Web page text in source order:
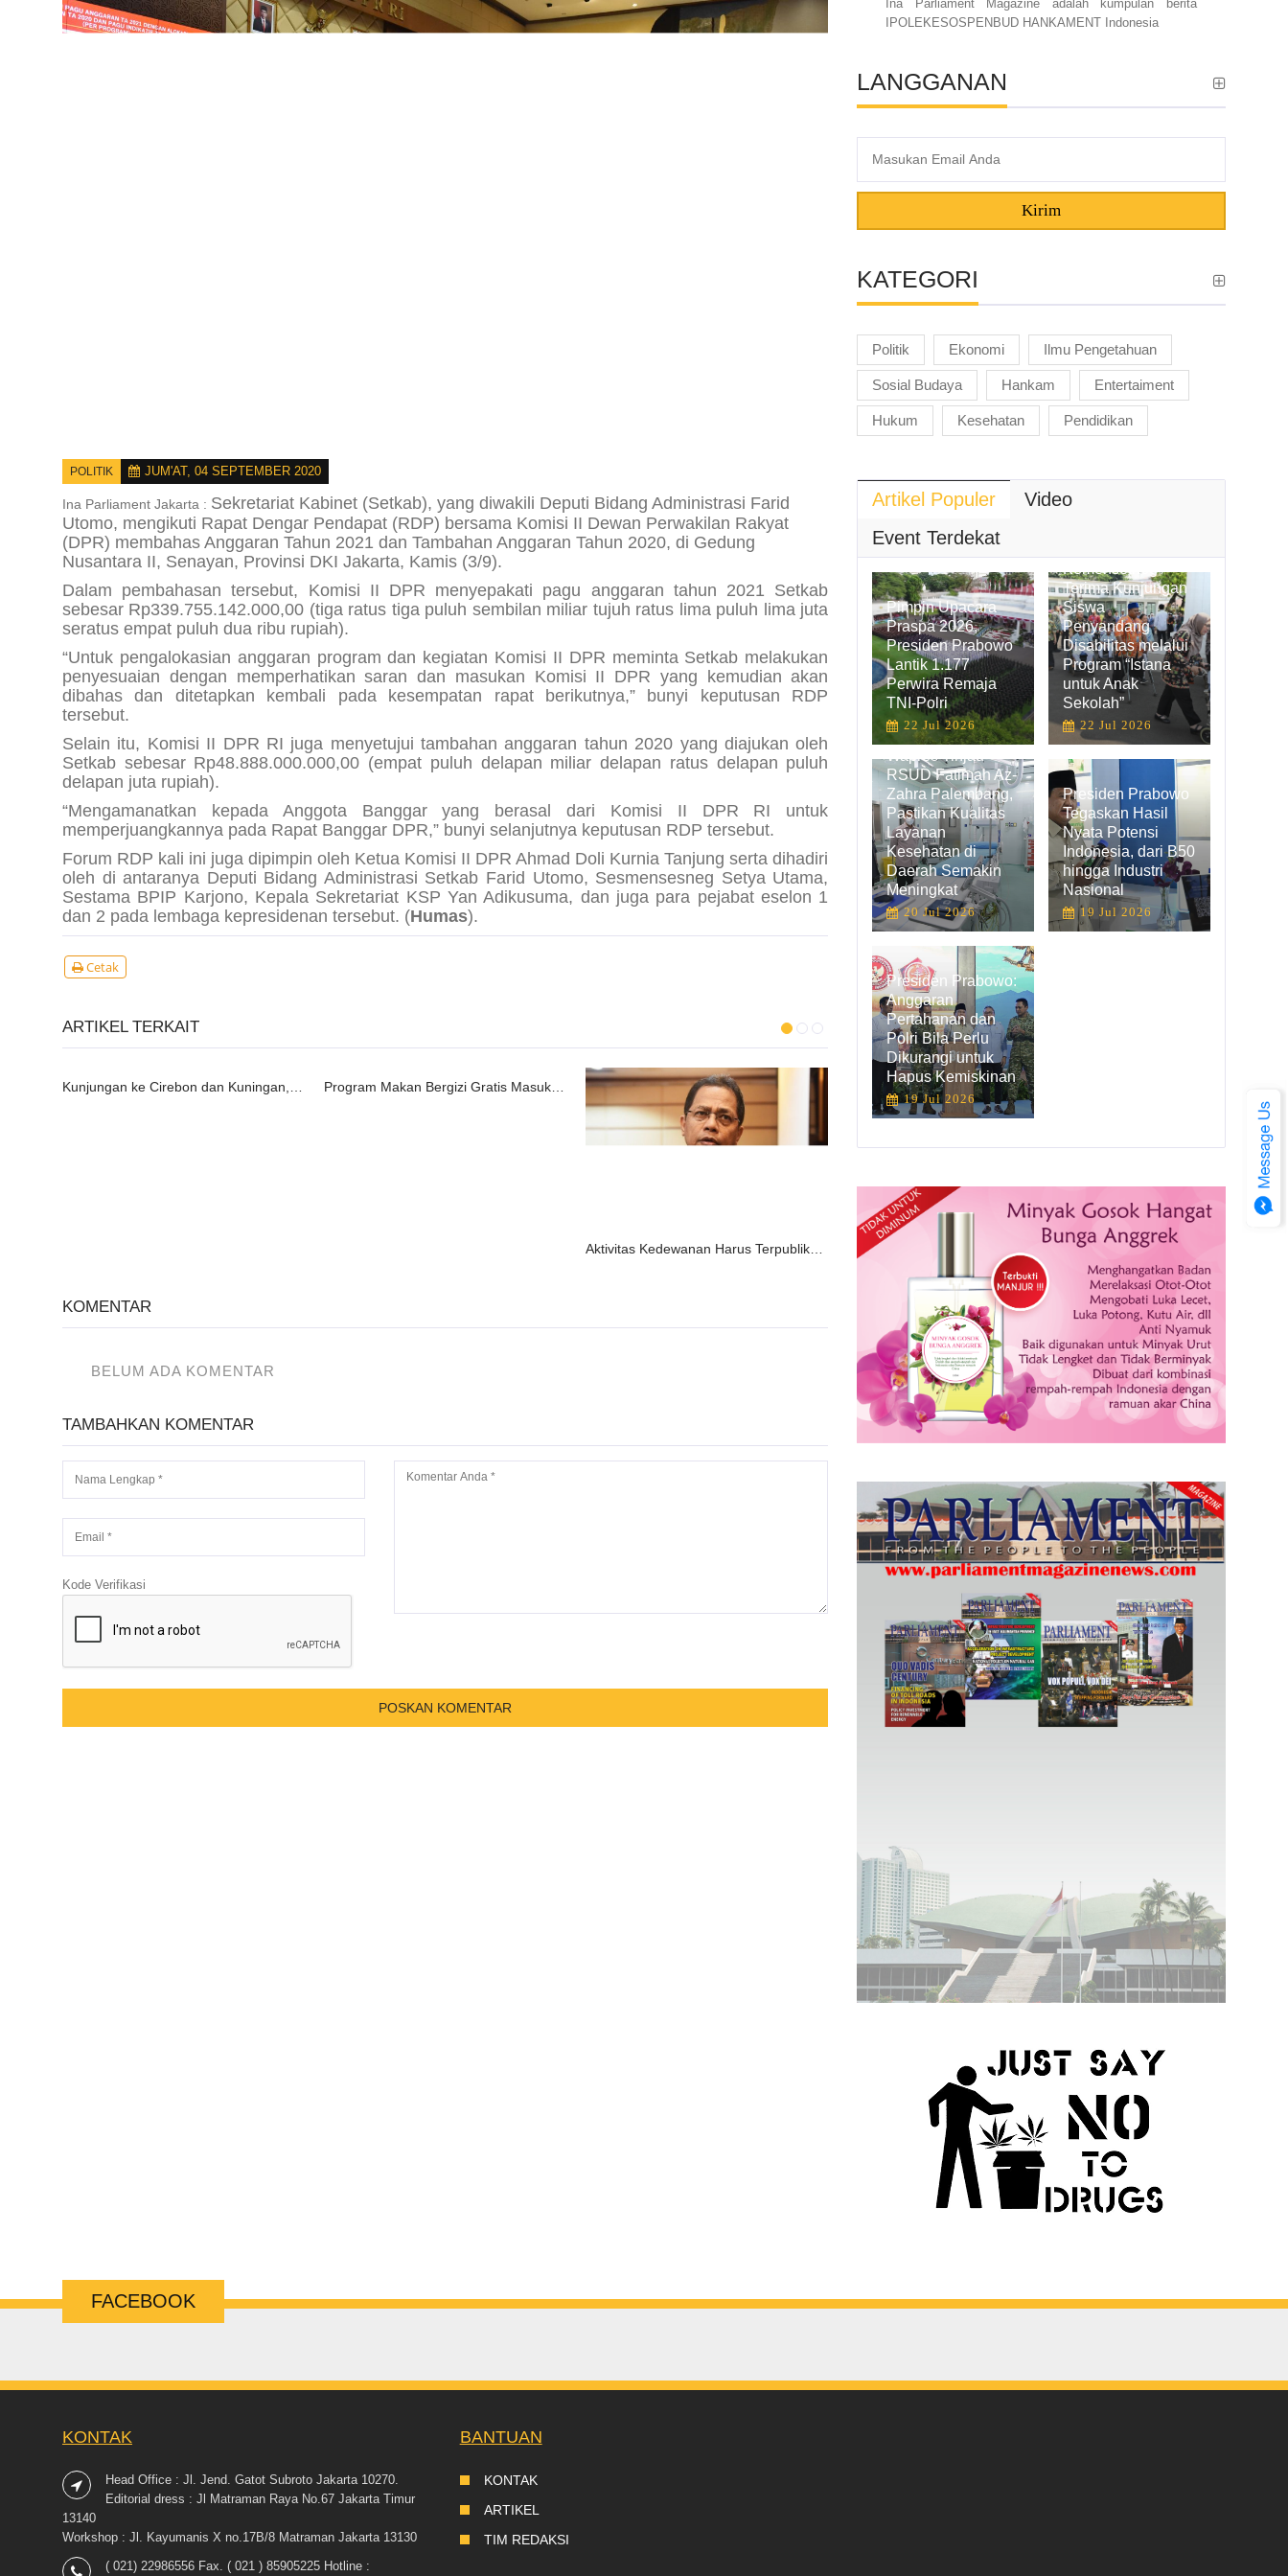
POLITIK JUM'AT, 04 SEPTEMBER 2020
Ina Parliament Jakarta : Sekretariat Kabinet (Setkab), yang diwakili Deputi Bidang Administrasi Farid
Utomo, mengikuti Rapat Dengar Pendapat (RDP) bersama Komisi II Dewan Perwakilan Rakyat
(DPR) membahas Anggaran Tahun 2021 dan Tambahan Anggaran Tahun 2020, di Gedung
Nusantara II, Senayan, Provinsi DKI Jakarta, Kamis (3/9).
Dalam pembahasan tersebut, Komisi II DPR menyepakati pagu anggaran tahun 2021 Setkab
sebesar Rp339.755.142.000,00 (tiga ratus tiga puluh sembilan miliar tujuh ratus lima puluh lima juta
seratus empat puluh dua ribu rupiah).
“Untuk pengalokasian anggaran program dan kegiatan Komisi II DPR meminta Setkab melakukan
penyesuaian dengan memperhatikan saran dan masukan Komisi II DPR yang kemudian akan
dibahas dan ditetapkan kembali pada kesempatan rapat berikutnya,” bunyi keputusan RDP
tersebut.
Selain itu, Komisi II DPR RI juga menyetujui tambahan anggaran tahun 2020 yang diajukan oleh
Setkab sebesar Rp48.888.000.000,00 (empat puluh delapan miliar delapan ratus delapan puluh
delapan juta rupiah).
“Mengamanatkan kepada Anggota Banggar yang berasal dari Komisi II DPR RI untuk
memperjuangkannya pada Rapat Banggar DPR,” bunyi selanjutnya keputusan RDP tersebut.
Forum RDP kali ini juga dipimpin oleh Ketua Komisi II DPR Ahmad Doli Kurnia Tanjung serta dihadiri
oleh di antaranya Deputi Bidang Administrasi Setkab Farid Utomo, Sesmensesneg Setya Utama,
Sestama BPIP Karjono, Kepala Sekretariat KSP Yan Adikusuma, dan juga para pejabat eselon 1
dan 2 pada lembaga kepresidenan tersebut. (Humas).
Cetak
ARTIKEL TERKAIT
Kunjungan ke Cirebon dan Kuningan, Presiden Akan Tinjau Vaksinasi Hingga Resmikan Bendungan. Program Makan Bergizi Gratis Masuk dalam Anggaran Pendidikan Rp700 Triliun APBN
Ketua DPR Laporkan Kinerja DPR Masa Persidangan IV
KOMENTAR
BELUM ADA KOMENTAR
TAMBAHKAN KOMENTAR
Kode Verifikasi
Ina Parliament Magazine adalah kumpulan berita
IPOLEKESOSPENBUD HANKAMENT Indonesia
LANGGANAN
Kirim
KATEGORI
Politik Ekonomi Ilmu Pengetahuan
Sosial Budaya Hankam Entertaiment
Hukum Kesehatan Pendidikan
Artikel Populer
Video
Event Terdekat
Pimpin Upacara
Praspa 2026,
Presiden Prabowo
Lantik 1.177
Perwira Remaja
TNI-Polri
22 Jul 2026
Hadirkan
Kemensetneg
Terima Kunjungan
Siswa
Penyandang
Disabilitas melalui
Program “Istana
untuk Anak
Sekolah”
22 Jul 2026
Wapres Tinjau
RSUD Fatimah Az-
Zahra Palembang,
Pastikan Kualitas
Layanan
Kesehatan di
Daerah Semakin
Meningkat
20 Jul 2026
Presiden Prabowo
Tegaskan Hasil
Nyata Potensi
Indonesia, dari B50
hingga Industri
Nasional
19 Jul 2026
Presiden Prabowo:
Anggaran
Pertahanan dan
Polri Bila Perlu
Dikurangi untuk
Hapus Kemiskinan
19 Jul 2026
FACEBOOK
KONTAK
Head Office : Jl. Jend. Gatot Subroto Jakarta 10270.
Editorial dress : Jl Matraman Raya No.67 Jakarta Timur
13140
Workshop : Jl. Kayumanis X no.17B/8 Matraman Jakarta 13130
( 021) 22986556 Fax. ( 021 ) 85905225 Hotline :
BANTUAN
KONTAK
ARTIKEL
TIM REDAKSI